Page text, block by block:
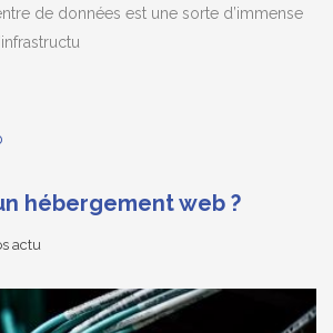
de données est une sorte d’immense
hébergement web ?
actu